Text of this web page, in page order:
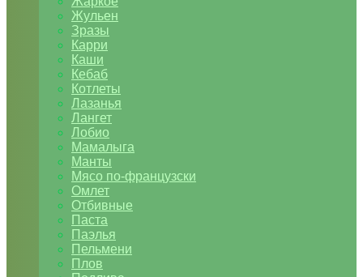
Жульен
Зразы
Карри
Каши
Кебаб
Котлеты
Лазанья
Лангет
Лобио
Мамалыга
Манты
Мясо по-французски
Омлет
Отбивные
Паста
Паэлья
Пельмени
Плов